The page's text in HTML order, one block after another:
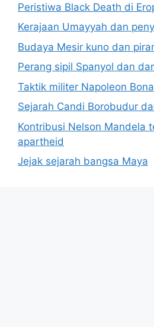
Peristiwa Black Death di
Kerajaan Umayyah dan
Budaya Mesir kuno dan
Perang sipil Spanyol dan
Taktik militer Napoleon
Sejarah Candi Borobudur
Kontribusi Nelson Mandela
apartheid
Jejak sejarah bangsa Maya